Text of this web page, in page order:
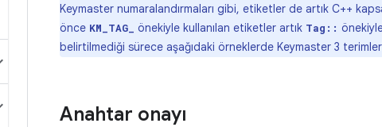
Keymaster numaralandırmaları gibi, etiketler de artık C++
önce KM_TAG_ önekiyle kullanılan etiketler artık Tag::
belirtilmediği sürece aşağıdaki örneklerde Keymaster 3
Anahtar onayı